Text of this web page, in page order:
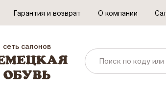
Гарантия и возврат О компании
сеть салонов